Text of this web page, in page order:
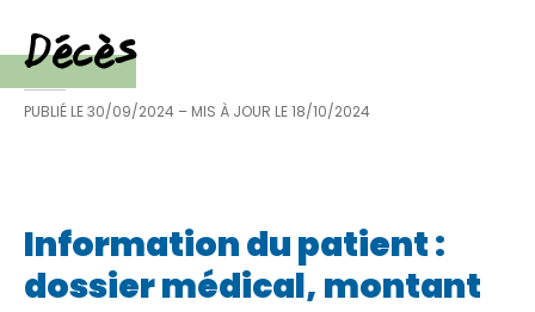
Décès
PUBLIÉ LE30/09/2024 – MIS À JOUR LE18/10/2024
Information du patient :
dossier médical, montant